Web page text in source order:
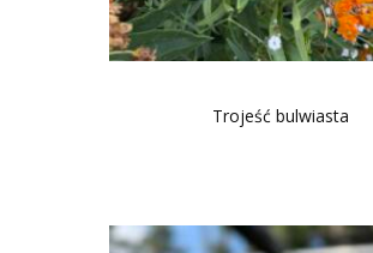
Trojeść bulwiasta